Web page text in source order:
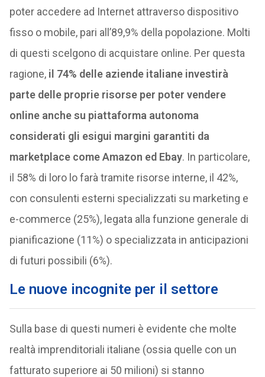
poter accedere ad Internet attraverso dispositivo
fisso o mobile, pari all’89,9% della popolazione. Molti
di questi scelgono di acquistare online. Per questa
ragione,il 74% delle aziende italiane investirà
parte delle proprie risorse per poter vendere
online anche su piattaforma autonoma
considerati gli esigui margini garantiti da
marketplace come Amazon ed Ebay. In particolare,
il 58% di loro lo farà tramite risorse interne, il 42%,
con consulenti esterni specializzati su marketing e
e-commerce (25%), legata alla funzione generale di
pianificazione (11%) o specializzata in anticipazioni
di futuri possibili (6%).
Le nuove incognite per il settore
Sulla base di questi numeri è evidente che molte
realtà imprenditoriali italiane (ossia quelle con un
fatturato superiore ai 50 milioni) si stanno